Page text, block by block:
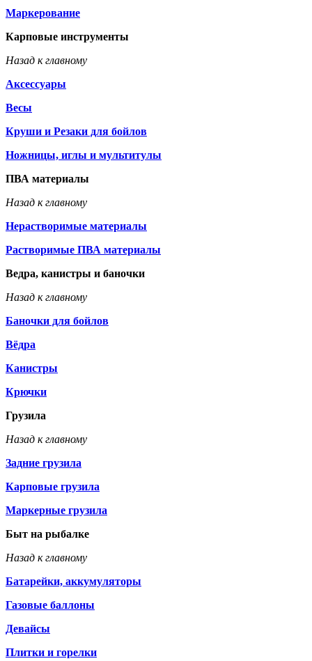
Маркерование
Карповые инструменты
Назад к главному
Аксессуары
Весы
Круши и Резаки для бойлов
Ножницы, иглы и мультитулы
ПВА материалы
Назад к главному
Нерастворимые материалы
Растворимые ПВА материалы
Ведра, канистры и баночки
Назад к главному
Баночки для бойлов
Вёдра
Канистры
Крючки
Грузила
Назад к главному
Задние грузила
Карповые грузила
Маркерные грузила
Быт на рыбалке
Назад к главному
Батарейки, аккумуляторы
Газовые баллоны
Девайсы
Плитки и горелки